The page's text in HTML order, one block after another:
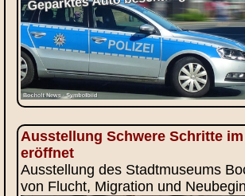
Ausstellung Schwere Schritte
eröffnet
Ausstellung des Stadtmuseums
von Flucht, Migration und